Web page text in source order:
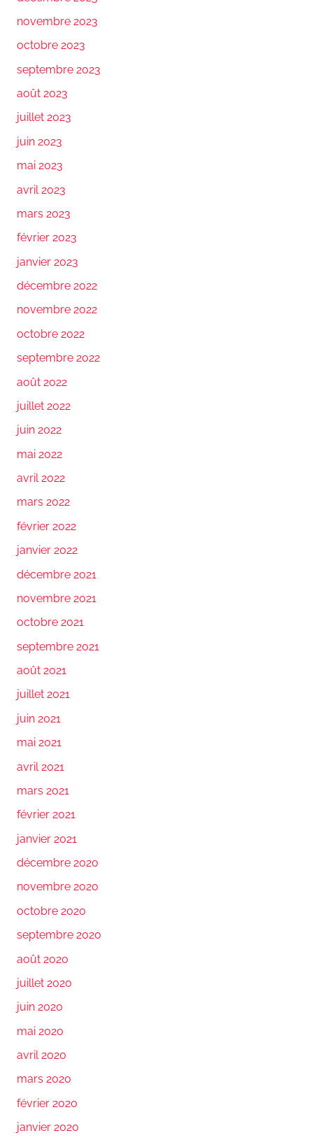
novembre 2023
octobre 2023
septembre 2023
août 2023
juillet 2023
juin 2023
mai 2023
avril 2023
mars 2023
février 2023
janvier 2023
décembre 2022
novembre 2022
octobre 2022
septembre 2022
août 2022
juillet 2022
juin 2022
mai 2022
avril 2022
mars 2022
février 2022
janvier 2022
décembre 2021
novembre 2021
octobre 2021
septembre 2021
août 2021
juillet 2021
juin 2021
mai 2021
avril 2021
mars 2021
février 2021
janvier 2021
décembre 2020
novembre 2020
octobre 2020
septembre 2020
août 2020
juillet 2020
juin 2020
mai 2020
avril 2020
mars 2020
février 2020
janvier 2020